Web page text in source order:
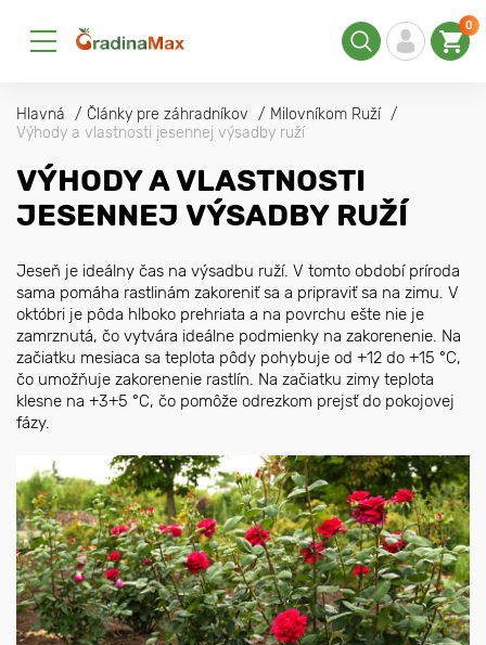
0
Hlavná Články pre záhradníkov
Milovníkom Ruží
Výhody a vlastnosti jesennej výsadby ruží
VÝHODY A VLASTNOSTI
JESENNEJ VÝSADBY RUŽÍ
Jeseň je ideálny čas na výsadbu ruží. V tomto období príroda
sama pomáha rastlinám zakoreniť sa a pripraviť sa na zimu. V
októbri je pôda hlboko prehriata a na povrchu ešte nie je
zamrznutá, čo vytvára ideálne podmienky na zakorenenie. Na
začiatku mesiaca sa teplota pôdy pohybuje od +12 do +15 °C,
čo umožňuje zakorenenie rastlín. Na začiatku zimy teplota
klesne na +3+5 °C, čo pomôže odrezkom prejsť do pokojovej
fázy.